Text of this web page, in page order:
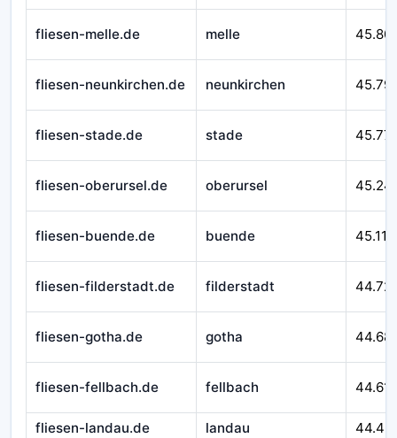
fliesen-melle.de melle
fliesen-neunkirchen.de neunkirchen
fliesen-stade.de stade
fliesen-oberursel.de oberursel
fliesen-buende.de buende 45.116
fliesen-filderstadt.de filderstadt 44.721
fliesen-gotha.de gotha
fliesen-fellbach.de fellbach 44.611
fliesen-landau.de landau